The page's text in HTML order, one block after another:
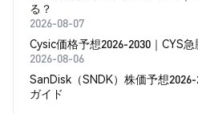
る？
2026-08-07
Cysic価格予想2026-2030｜CYS
2026-08-06
SanDisk（SNDK）株価予想
ガイド